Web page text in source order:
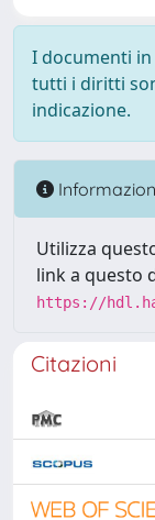
I documenti
tutti i diritti
indicazione.
Utilizza
link a questo
https://
Citazioni